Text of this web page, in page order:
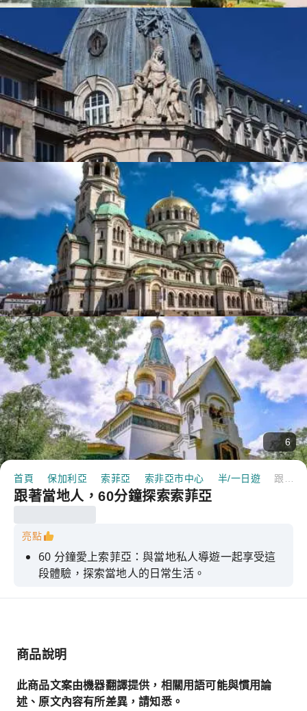
6
首頁 保加利亞 索菲亞 索非亞市中心 半/一日遊
跟著當地人，60分鐘探索索菲亞
亮點
60 分鐘愛上索菲亞：與當地私人導遊一起享受這
段體驗，探索當地人的日常生活。
商品說明
此商品文案由機器翻譯提供，相關用語可能與慣用論
述、原文內容有所差異，請知悉。